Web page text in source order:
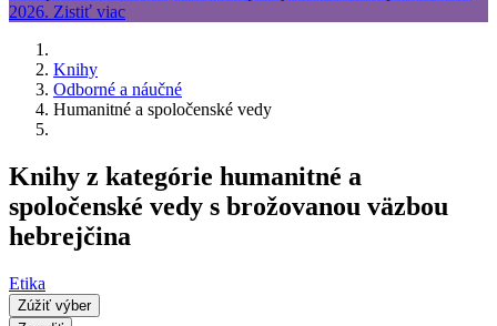
Knihy
Odborné a náučné
Humanitné a spoločenské vedy
Knihy z kategórie humanitné a
spoločenské vedy s brožovanou väzbou
hebrejčina
Etika
Zúžiť výber